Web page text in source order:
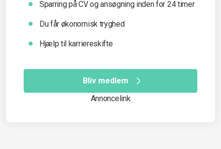
Sparring på CV og ansøgning inden for 24 timer
Du får økonomisk tryghed
Hjælp til karriereskifte
Bliv medlem
Annoncelink